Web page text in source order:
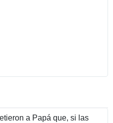
a Papá que, si las